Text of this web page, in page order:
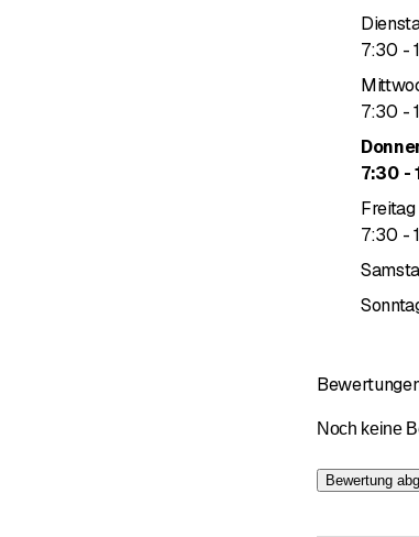
7:30 -
7:30 -
7:30 -
Freitag
7:30 -
Noch keine
Bewertung